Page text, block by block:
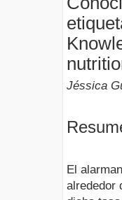
Jéssica
El
alrededor